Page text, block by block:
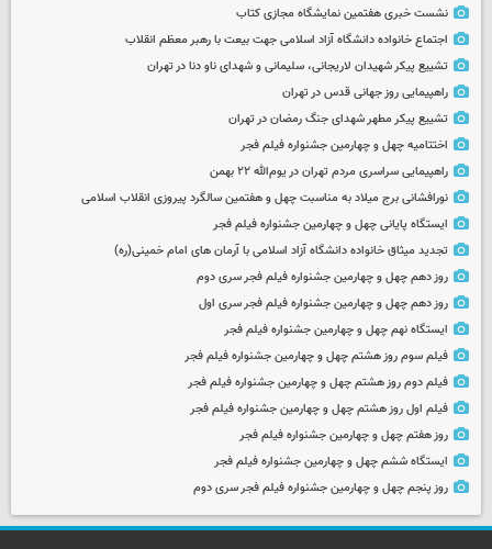
نشست خبری هفتمین نمایشگاه مجازی کتاب
اجتماع خانواده دانشگاه آزاد اسلامی جهت بیعت با رهبر معظم انقلاب
تشییع پیکر شهیدان لاریجانی، سلیمانی و شهدای ناو دنا در تهران
راهپیمایی روز جهانی قدس در تهران
تشییع پیکر مطهر شهدای جنگ رمضان در تهران
اختتامیه چهل و چهارمین جشنواره فیلم فجر
راهپیمایی سراسری مردم تهران در یوم‌الله ۲۲ بهمن
نورافشانی برج میلاد به مناسبت چهل‌ و هفتمین سالگرد پیروزی انقلاب اسلامی
ایستگاه پایانی چهل و چهارمین جشنواره فیلم فجر
تجدید میثاق خانواده دانشگاه آزاد اسلامی با آرمان های امام خمینی(ره)
روز دهم چهل و چهارمین جشنواره فیلم فجر سری دوم
روز دهم چهل و چهارمین جشنواره فیلم فجر سری اول
ایستگاه نهم چهل و چهارمین جشنواره فیلم فجر
فیلم سوم روز هشتم چهل و چهارمین جشنواره فیلم فجر
فیلم دوم روز هشتم چهل و چهارمین جشنواره فیلم فجر
فیلم اول روز هشتم چهل و چهارمین جشنواره فیلم فجر
روز هفتم چهل و چهارمین جشنواره فیلم فجر
ایستگاه ششم چهل و چهارمین جشنواره فیلم فجر
روز پنجم چهل و چهارمین جشنواره فیلم فجر سری دوم